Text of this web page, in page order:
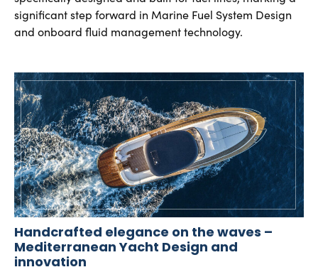
significant step forward in Marine Fuel System Design
and onboard fluid management technology.
Handcrafted elegance on the waves –
Mediterranean Yacht Design and
innovation